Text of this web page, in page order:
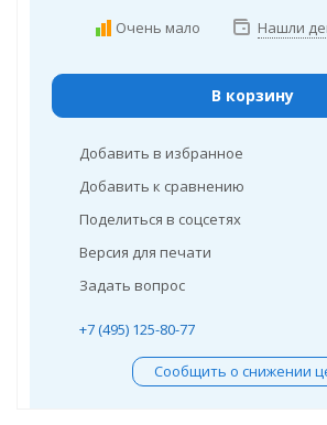
Очень мало Нашли
В корзину
Добавить в избранное
Добавить к сравнению
Поделиться в соцсетях
Версия для печати
Задать вопрос
+7 (495) 125-80-77
Сообщить о снижении